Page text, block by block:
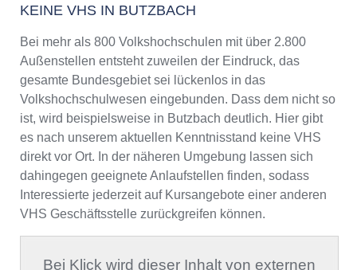
KEINE VHS IN BUTZBACH
Bei mehr als 800 Volkshochschulen mit über 2.800
Außenstellen entsteht zuweilen der Eindruck, das
gesamte Bundesgebiet sei lückenlos in das
Volkshochschulwesen eingebunden. Dass dem nicht so
ist, wird beispielsweise in Butzbach deutlich. Hier gibt
es nach unserem aktuellen Kenntnisstand keine VHS
direkt vor Ort. In der näheren Umgebung lassen sich
dahingegen geeignete Anlaufstellen finden, sodass
Interessierte jederzeit auf Kursangebote einer anderen
VHS Geschäftsstelle zurückgreifen können.
Bei Klick wird dieser Inhalt von externen